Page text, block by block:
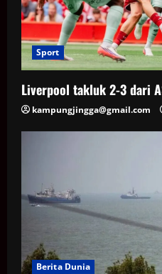
Sport
Liverpool takluk 2-3 dari
kampungjingga@gmail.com
Berita Dunia